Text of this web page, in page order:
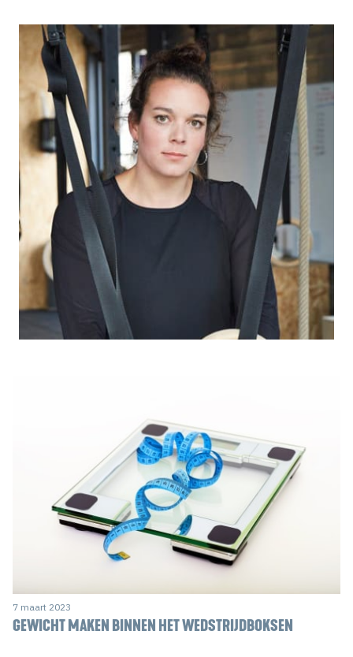
7 maart 2023
GEWICHT MAKEN BINNEN HET WEDSTRIJDBOKSEN